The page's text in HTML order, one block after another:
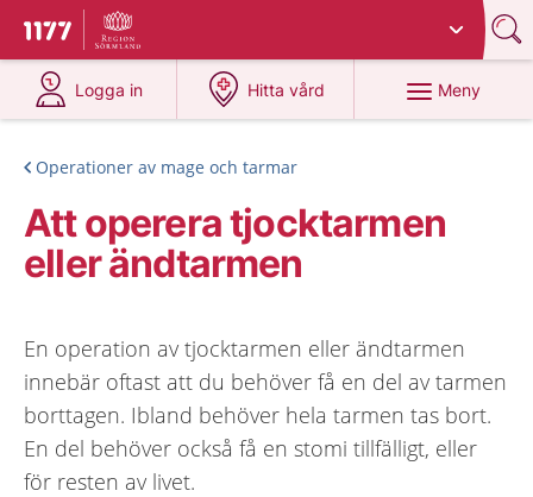
Till startsidan för 1177
Du har valt region
Logga in
på 1177.se
Hitta vård
på 1177.se
Meny
Operationer av mage och tarmar
Att operera tjocktarmen
eller ändtarmen
En operation av tjocktarmen eller ändtarmen
innebär oftast att du behöver få en del av tarmen
borttagen. Ibland behöver hela tarmen tas bort.
En del behöver också få en stomi tillfälligt, eller
för resten av livet.